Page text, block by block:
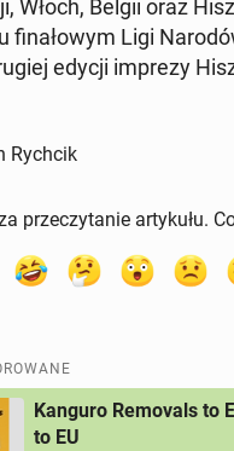
Włoch, Belgii oraz
fi­na­ło­wym Ligi
edycji imprezy
Rychcik
przeczytanie artykułu.
Kanguro Removals to
to EU